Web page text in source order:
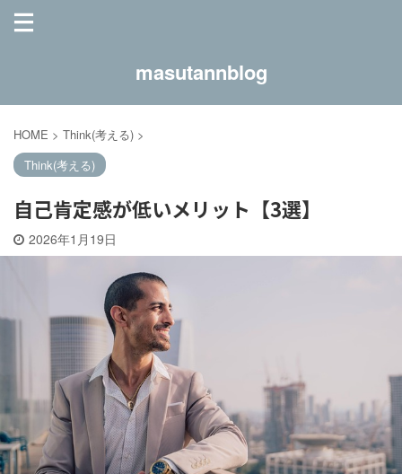
masutannblog
HOME > Think(考える) >
Think(考える)
自己肯定感が低いメリット【3選】
2026年1月19日